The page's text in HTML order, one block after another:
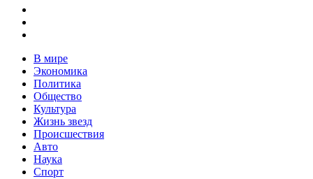
В мире
Экономика
Политика
Общество
Культура
Жизнь звезд
Происшествия
Авто
Наука
Спорт